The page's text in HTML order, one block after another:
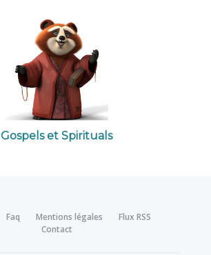
Gospels et Spirituals
Faq Mentions légales
Flux RSS
Contact